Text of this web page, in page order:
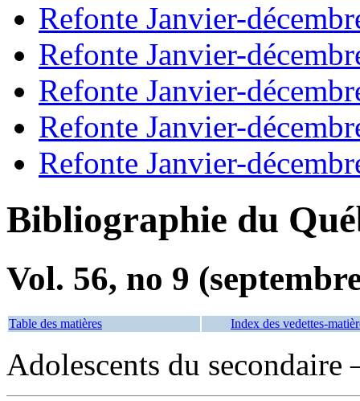
Refonte Janvier-
Refonte Janvier-
Refonte Janvier-
Refonte Janvier-
Refonte Janvier-
Bibliographie du
Vol. 56, no 9
Table des matières Index des vedettes-
Adolescents du